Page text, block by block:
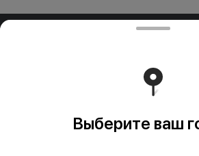
ООО "ПАДТАЙ-ГРУПП"
Свидетельство выдано Минским
03.12.2020 г. Интернет-магазин
Торговом реестре Республики Беларусь
Выберите ваш